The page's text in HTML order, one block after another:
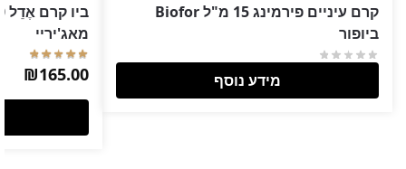
קרם עיניים פירמינג 15 מ"ל Biofor
ביופור
מידע נוסף
מאג'יריי
₪165.00